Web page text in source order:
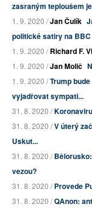
zasraným teploušem
1. 9. 2020 /Jan Čulík
politické satiry na BBC
1. 9. 2020 /Richard F.
1. 9. 2020 /Jan Molič
1. 9. 2020 /Trump
vyjadřovat sympati...
31. 8. 2020 /
31. 8. 2020 /V úterý
Uskut...
31. 8. 2020 /
vezou?
31. 8. 2020 /Provede
31. 8. 2020 /QAnon: